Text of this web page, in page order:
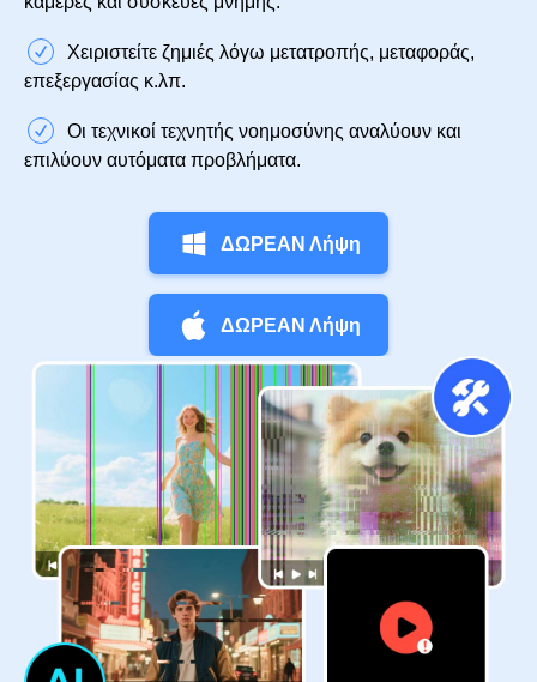
Χειριστείτε ζημιές λόγω μετατροπής, μεταφοράς,
επεξεργασίας κ.λπ.
Οι τεχνικοί τεχνητής νοημοσύνης αναλύουν και
επιλύουν αυτόματα προβλήματα.
ΔΩΡΕΑΝ Λήψη
ΔΩΡΕΑΝ Λήψη